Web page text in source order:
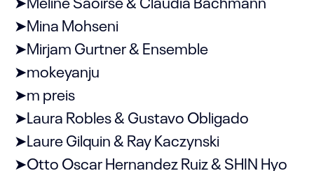
➤Mina Mohseni
➤Mirjam Gurtner & Ensemble
➤mokeyanju
➤m preis
➤Laura Robles & Gustavo Obligado
➤Laure Gilquin & Ray Kaczynski
➤Otto Oscar Hernandez Ruiz & SHIN Hyo